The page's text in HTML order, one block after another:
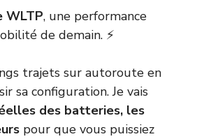
WLTP, une performance
de demain. ⚡
trajets sur autoroute en
sa configuration. Je vais
des batteries, les
pour que vous puissiez